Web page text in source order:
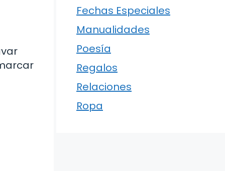
Fechas Especiales
Manualidades
Poesía
Regalos
Relaciones
Ropa